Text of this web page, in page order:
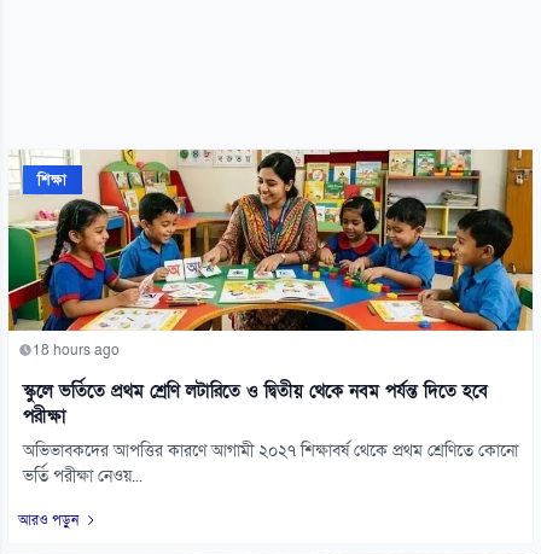
শিক্ষা
18 hours ago
স্কুলে ভর্তিতে প্রথম শ্রেণি লটারিতে ও দ্বিতীয় থেকে নবম পর্যন্ত দিতে হবে
পরীক্ষা
অভিভাবকদের আপত্তির কারণে আগামী ২০২৭ শিক্ষাবর্ষ থেকে প্রথম শ্রেণিতে কোনো
ভর্তি পরীক্ষা নেওয়...
আরও পড়ুন